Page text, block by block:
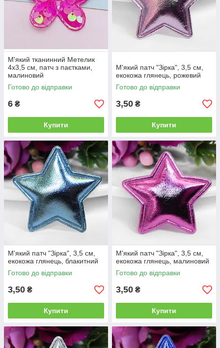
М'який тканинний Метелик
4х3,5 см, патч з паєтками,
малиновий
Готово до відправки
6 ₴
Купити
М'який патч "Зірка", 3,5 см,
екокожа глянець, рожевий
Готово до відправки
3,50 ₴
Купити
М'який патч "Зірка", 3,5 см,
екокожа глянець, блакитний
Готово до відправки
3,50 ₴
Купити
М'який патч "Зірка", 3,5 см,
екокожа глянець, малиновий
Готово до відправки
3,50 ₴
Купити